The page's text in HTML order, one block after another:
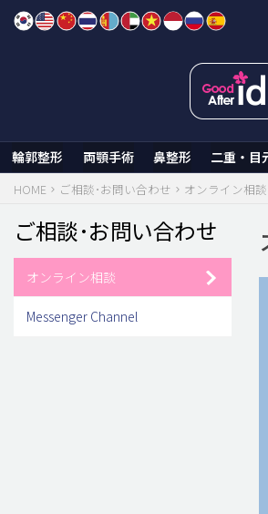
Skip
輪郭整形 両顎手術 鼻整形 二重・目
HOME ご相談･お問い合わせ オンライン相談
ご相談･お問い合わせ
オンライン相談
Messenger Channel